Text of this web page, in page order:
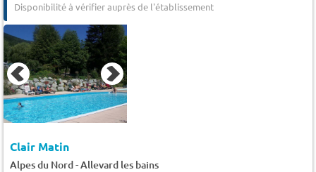
Disponibilité à vérifier auprès de l'établissement
Clair Matin
Alpes du Nord-Allevard les bains